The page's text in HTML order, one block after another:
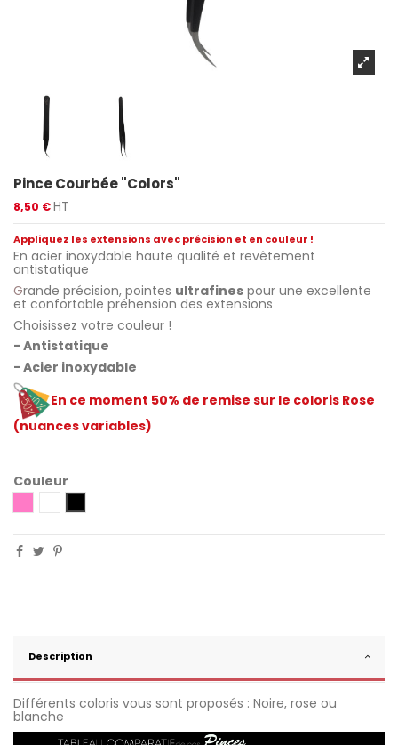
Pince Courbée "Colors"
8,50 €HT
Appliquez les extensions avec précision et en couleur !
En acier inoxydable haute qualité et revêtement
antistatique
Grande précision, pointes ultrafines pour une excellente
et confortable préhension des extensions
Choisissez votre couleur !
- Antistatique
- Acier inoxydable
En ce moment 50% de remise sur le coloris Rose
(nuances variables)
Couleur
Description
Différents coloris vous sont proposés : Noire, rose ou
blanche